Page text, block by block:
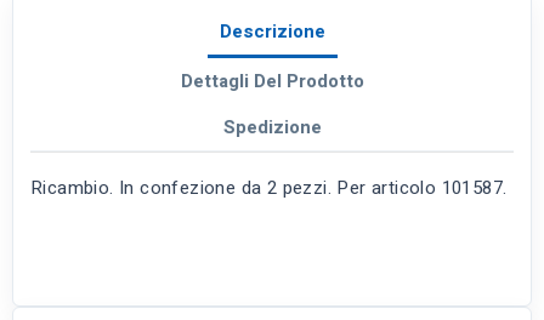
Descrizione
Dettagli Del Prodotto
Spedizione
Ricambio. In confezione da 2 pezzi. Per articolo 101587.